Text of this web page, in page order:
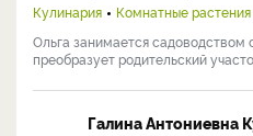
Кулинария
Комнатные растения
Ольга занимается садоводством
преобразует родительский
Галина Антониевна